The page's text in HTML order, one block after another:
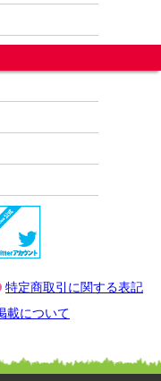
特定商取引に関する表記
載について